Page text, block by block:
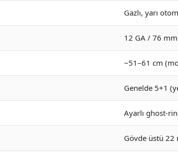
Gazlı, yarı
12 GA / 76
~51–61 cm
Genelde 5+1
Ayarlı ghost-
Gövde üstü 22